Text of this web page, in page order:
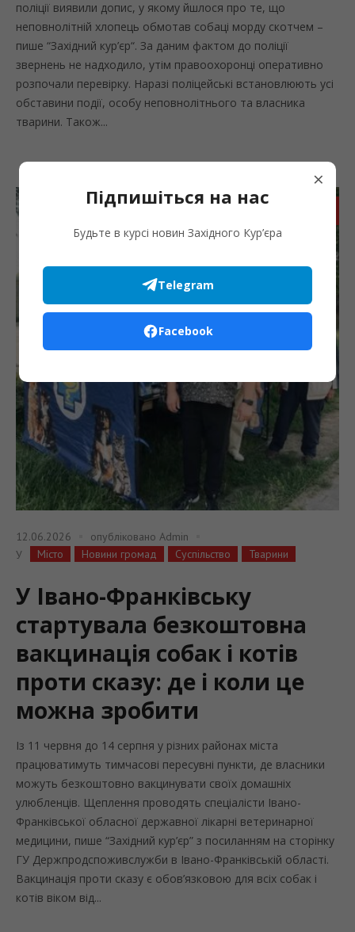
поліції виявили допис, у якому йшлося про те, що
неповнолітній хлопець обмотав собаці морду скотчем –
пише “Західний кур’єр“. За даним фактом до поліції
звернень не надходило, утім правоохоронці оперативно
розпочали перевірку. Наразі поліцейські встановлюють усі
обставини події, особу неповнолітнього та власника
тварини. Також...
12.06.2026 опубліковано Admin
У
Місто Новини громад Суспільство Тварини
У Івано-Франківську
стартувала безкоштовна
вакцинація собак і котів
проти сказу: де і коли це
можна зробити
Із 11 червня до 14 серпня у різних районах міста
працюватимуть тимчасові пересувні пункти, де власники
можуть безкоштовно вакцинувати своїх домашніх
улюбленців. Щеплення проводять спеціалісти Івано-
Франківської обласної державної лікарні ветеринарної
медицини, пише “Західний кур’єр” з посиланням на сторінку
ГУ Держпродспоживслужби в Івано-Франківській області.
Вакцинація проти сказу є обов’язковою для всіх собак і
котів віком від...
×
Підпишіться на нас
Будьте в курсі новин Західного Кур’єра
Telegram
Facebook